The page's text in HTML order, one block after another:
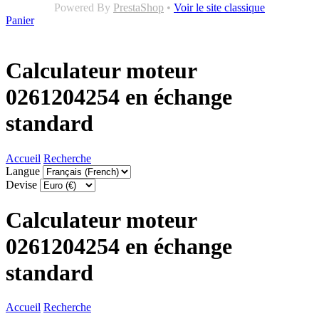
Powered By PrestaShop • Voir le site classique
Panier
Calculateur moteur
0261204254 en échange
standard
Accueil Recherche
Langue
Devise
Calculateur moteur
0261204254 en échange
standard
Accueil Recherche